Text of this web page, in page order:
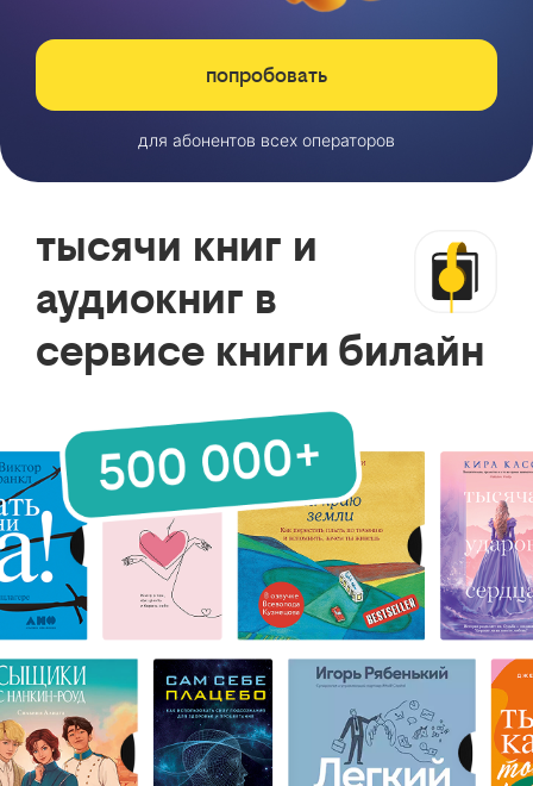
попробовать
для абонентов всех операторов
тысячи книг и
аудиокниг в
сервисе книги билайн